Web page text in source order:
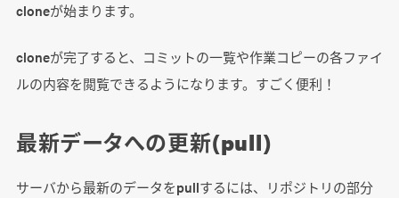
cloneが始まります。
cloneが完了すると、コミットの一覧や作業コピーの各ファイ
ルの内容を閲覧できるようになります。すごく便利！
最新データへの更新(pull)
サーバから最新のデータをpullするには、リポジトリの部分